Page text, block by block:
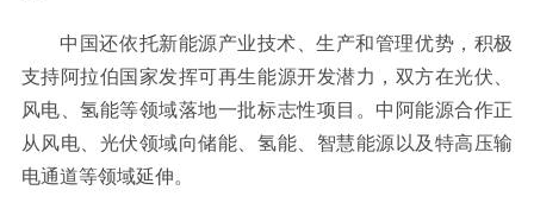
中国还依托新能源产业技术、生产和管理优势，积极
支持阿拉伯国家发挥可再生能源开发潜力，双方在光伏、
风电、氢能等领域落地一批标志性项目。中阿能源合作正
从风电、光伏领域向储能、氢能、智慧能源以及特高压输
电通道等领域延伸。